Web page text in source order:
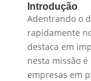
Introdução
Adentrando o
rapidamente
destaca em
nesta missão
empresas em